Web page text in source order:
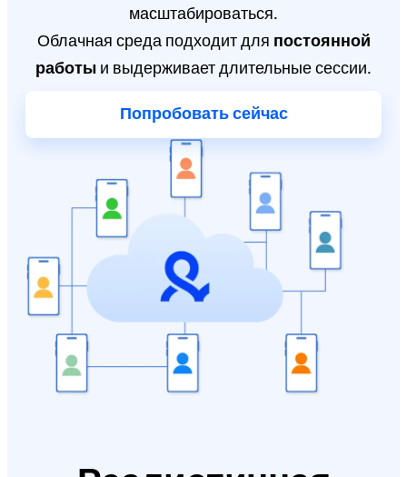
масштабироваться.
Облачная среда подходит для постоянной
работыи выдерживает длительные сессии.
Попробовать сейчас